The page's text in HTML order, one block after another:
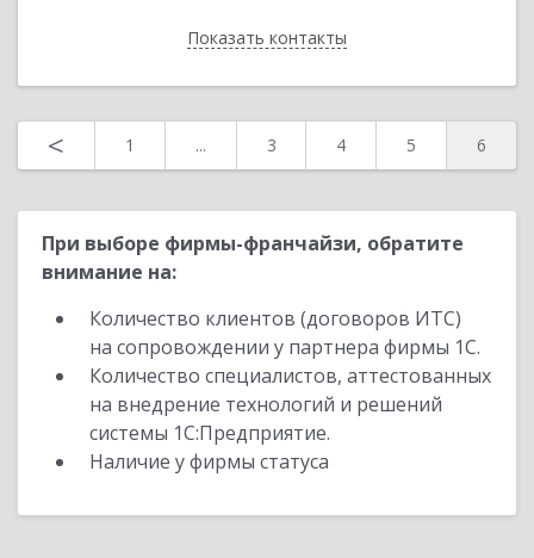
Показать контакты
Назад
< 1 ... 3 4 5 6
При выборе фирмы-франчайзи, обратите
внимание на:
Количество клиентов (договоров ИТС)
на сопровождении у партнера фирмы 1С.
Количество специалистов, аттестованных
на внедрение технологий и решений
системы 1С:Предприятие.
Наличие у фирмы статуса